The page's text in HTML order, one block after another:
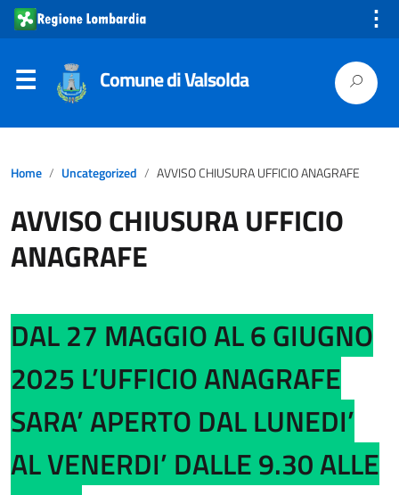
⋮
Comune di Valsolda
Home Uncategorized AVVISO CHIUSURA UFFICIO ANAGRAFE
AVVISO CHIUSURA UFFICIO
ANAGRAFE
DAL 27 MAGGIO AL 6 GIUGNO
2025 L’UFFICIO ANAGRAFE
SARA’ APERTO DAL LUNEDI’
AL VENERDI’ DALLE 9.30 ALLE